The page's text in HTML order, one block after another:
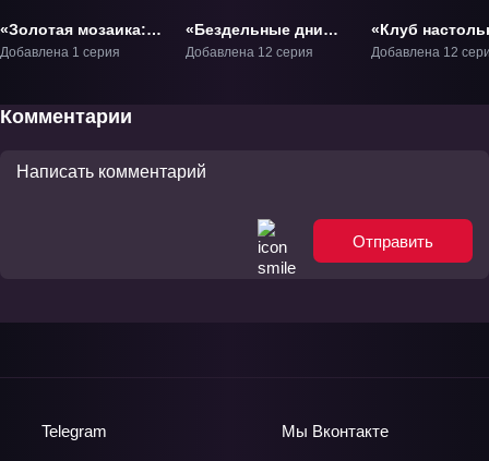
«Золотая мозаика:
Спасибо!!» Фильм-2
Добавлена 1 серия
«Бездельные дни
старшеклассницы»
Добавлена 12 серия
«Клуб
игр» ТВ-1
Добавлена 12
Комментарии
Отправить
Telegram Мы Вконтакте